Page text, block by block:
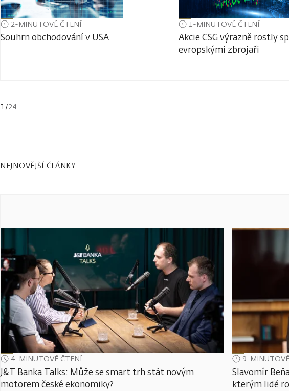
2-MINUTOVÉ ČTENÍ
Souhrn obchodování v USA
1-MINUTOVÉ ČTENÍ
Akcie CSG výrazně rostly
evropskými zbrojaři
1 /24
NEJNOVĚJŠÍ ČLÁNKY
4-MINUTOVÉ ČTENÍ
J&T Banka Talks: Může se smart trh stát novým
motorem české ekonomiky?
9-
Slavomír
kterým lidé